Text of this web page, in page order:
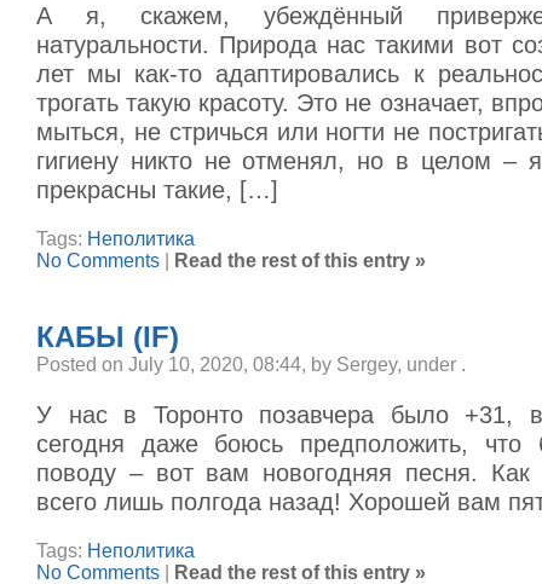
А я, скажем, убеждённый
натуральности. Природа нас такими вот
лет мы как-то адаптировались к
трогать такую красоту. Это не означает,
мыться, не стричься или ногти не
гигиену никто не отменял, но в целом –
прекрасны такие, […]
Tags: Неполитика
No Comments
Read the rest of this entry »
КАБЫ (IF)
Posted on July 10, 2020, 08:44, by Sergey, under .
У нас в Торонто позавчера было +31,
сегодня даже боюсь предположить, что
поводу – вот вам новогодняя песня.
всего лишь полгода назад! Хорошей вам
Tags: Неполитика
No Comments
Read the rest of this entry »